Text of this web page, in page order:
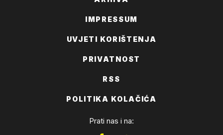
IMPRESSUM
UVJETI KORIŠTENJA
PRIVATNOST
RSS
POLITIKA KOLAČIĆA
Prati nas i na: